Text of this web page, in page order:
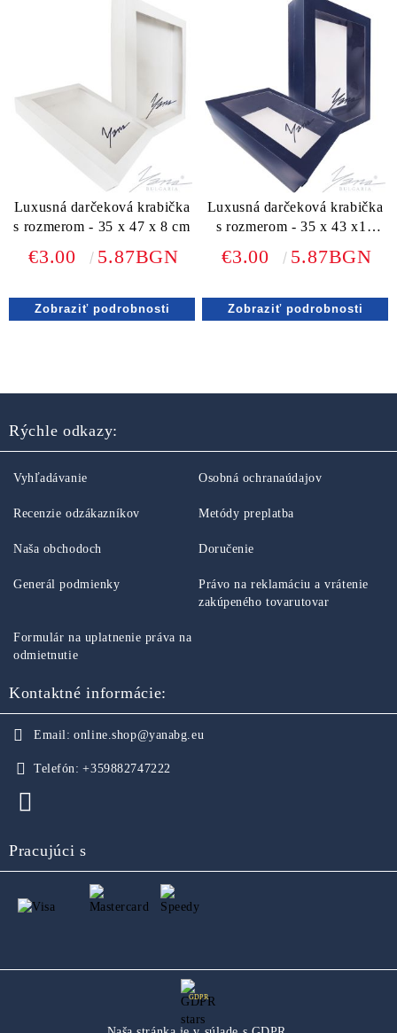
Luxusná darčeková krabička
s rozmerom - 35 x 47 x 8 cm
€3.00 5.87BGN
Zobraziť podrobnosti
Luxusná darčeková krabička
s rozmerom - 35 x 43 x13
€3.00 5.87BGN
Zobraziť podrobnosti
Rýchle odkazy:
Vyhľadávanie
Recenzie odzákazníkov
Naša obchodoch
Generál podmienky
Osobná ochranaúdajov
Metódy preplatba
Doručenie
Právo na reklamáciu a vrátenie
zakúpeného tovarutovar
Formulár na uplatnenie práva na
odmietnutie
Kontaktné informácie:
Email: online.shop@yanabg.eu
Telefón: +359882747222
Pracujúci s
GDPR